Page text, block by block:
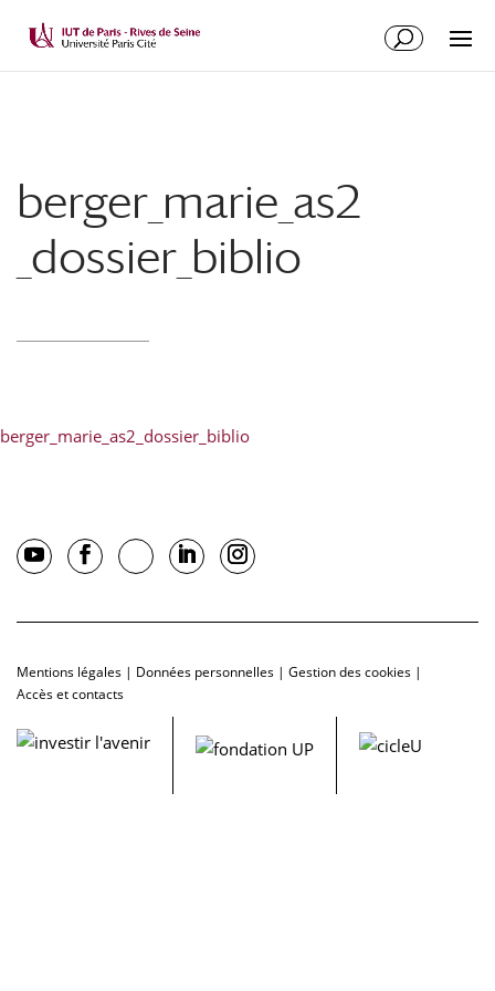
berger_marie_as2
_dossier_biblio
berger_marie_as2_dossier_biblio
Mentions légales | Données personnelles | Gestion des cookies |
Accès et contacts